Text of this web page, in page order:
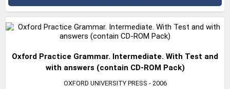
Oxford Practice Grammar. Intermediate. With Test and
with answers (contain CD-ROM Pack)
OXFORD UNIVERSITY PRESS - 2006